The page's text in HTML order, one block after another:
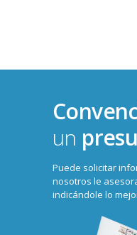
un
Puede solicitar
nosotros le
indicándole lo